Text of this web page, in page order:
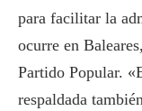
para facilitar la
ocurre en
Partido Popular.
respaldada